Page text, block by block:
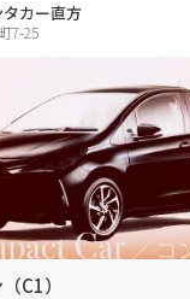
タカー直方
7-25
C1）